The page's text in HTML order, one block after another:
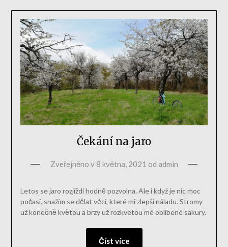
Čekání na jaro
Zveřejněno v 8 května, 2021 od admin
Letos se jaro rozjíždí hodně pozvolna. Ale i když je nic moc
počasí, snažím se dělat věci, které mi zlepší náladu. Stromy
už konečně květou a brzy už rozkvetou mé oblíbené sakury.
Číst více